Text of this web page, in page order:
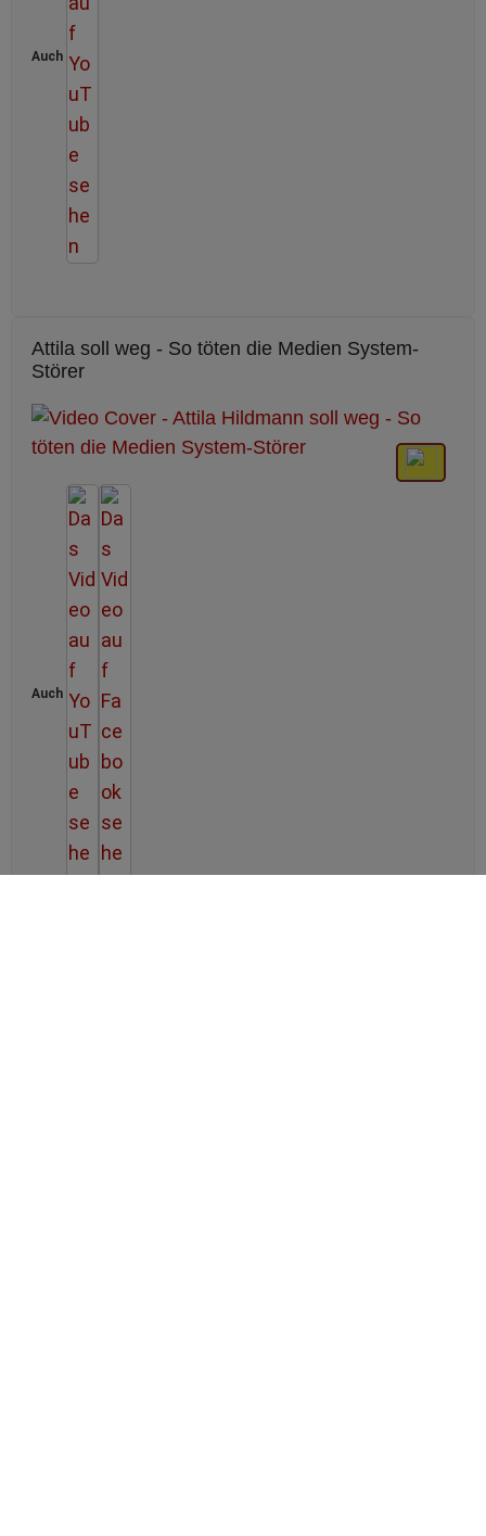
Auch
Attila soll weg - So töten die Medien System-
Störer
Auch